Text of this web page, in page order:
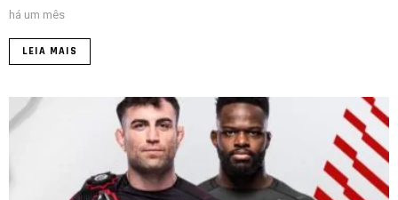
há um mês
LEIA MAIS